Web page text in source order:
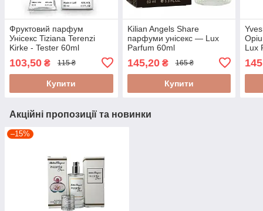
Фруктовий парфум
Унісекс Tiziana Terenzi
Kirke - Tester 60ml
103,50 ₴ 115 ₴
Купити
Kilian Angels Share
парфуми унісекс — Lux
Parfum 60ml
145,20₴ 165 ₴
Купити
Lux
Акційні пропозиції та новинки
–15%